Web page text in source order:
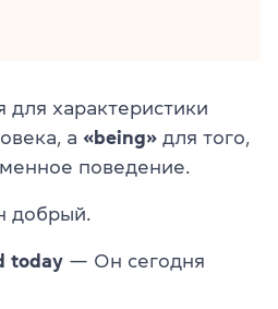
для характеристики
а «being» для того,
поведение.
добрый.
today — Он сегодня